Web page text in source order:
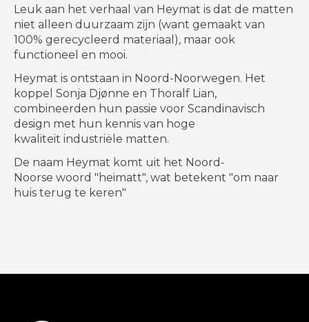
Leuk aan het verhaal van Heymat is dat de matten
niet alleen duurzaam zijn (want gemaakt van
100% gerecycleerd materiaal), maar ook
functioneel en mooi.
Heymat is ontstaan ​​in Noord-Noorwegen. Het
koppel Sonja Djønne en Thoralf Lian,
combineerden hun passie voor Scandinavisch
design met hun kennis van hoge
kwaliteit industriële matten.
De naam Heymat komt uit het Noord-
Noorse woord "heimatt", wat betekent "om naar
huis terug te keren"